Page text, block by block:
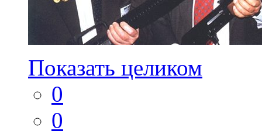
Показать целиком
0
0